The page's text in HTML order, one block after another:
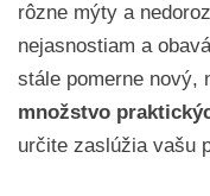
rôzne mýty a
nejasnostiam a
stále pomerne nový,
množstvo
určite zaslúžia vašu